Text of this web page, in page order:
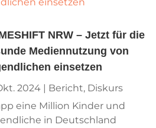
NRW – Jetzt für die
Mediennutzung von
einsetzen
2024| Bericht, Diskurs
eine Million Kinder und
in Deutschland